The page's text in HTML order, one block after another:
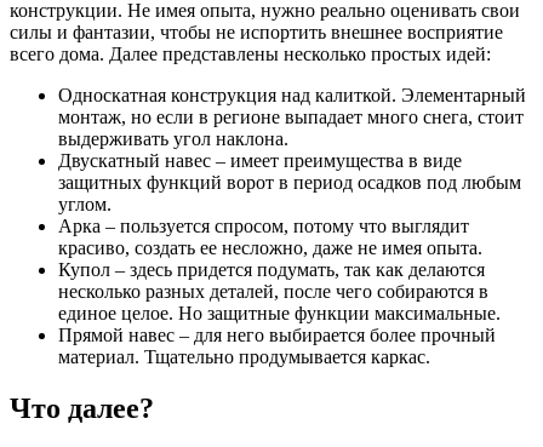
конструкции. Не имея опыта, нужно реально оценивать свои
силы и фантазии, чтобы не испортить внешнее восприятие
всего дома. Далее представлены несколько простых идей:
Односкатная конструкция над калиткой. Элементарный
монтаж, но если в регионе выпадает много снега, стоит
выдерживать угол наклона.
Двускатный навес – имеет преимущества в виде
защитных функций ворот в период осадков под любым
углом.
Арка – пользуется спросом, потому что выглядит
красиво, создать ее несложно, даже не имея опыта.
Купол – здесь придется подумать, так как делаются
несколько разных деталей, после чего собираются в
единое целое. Но защитные функции максимальные.
Прямой навес – для него выбирается более прочный
материал. Тщательно продумывается каркас.
Что далее?